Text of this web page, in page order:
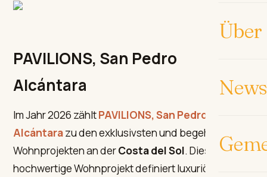
Über
PAVILIONS, San Pedro
Alcántara
Im Jahr 2026 zähltPAVILIONS, San Pedro
Alcántarazu den exklusivsten und begehrtesten
Wohnprojekten an derCosta del Sol. Dieses
hochwertige Wohnprojekt definiert luxuriöses